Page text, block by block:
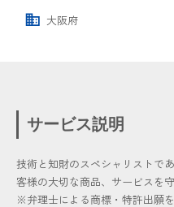
大阪府
サービス説明
技術と知財のスペシャリストで
客様の大切な商品、サービスを守
※弁理士による商標・特許出願を